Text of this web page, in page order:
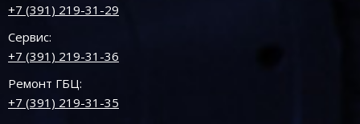
+7 (391) 219-31-29
Сервис:
+7 (391) 219-31-36
Ремонт ГБЦ:
+7 (391) 219-31-35